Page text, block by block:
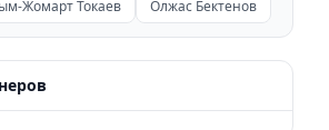
Жомарт Токаев
Олжас Бектенов